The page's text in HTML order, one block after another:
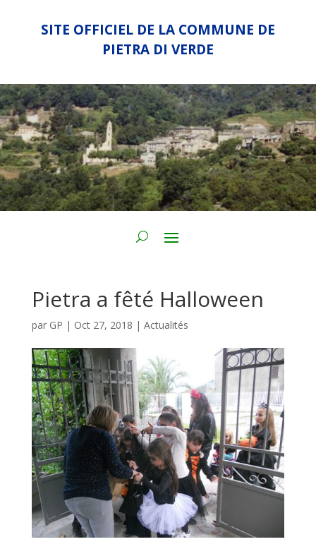
SITE OFFICIEL DE LA COMMUNE DE
PIETRA DI VERDE
Pietra a fêté Halloween
par GP | Oct 27, 2018 | Actualités